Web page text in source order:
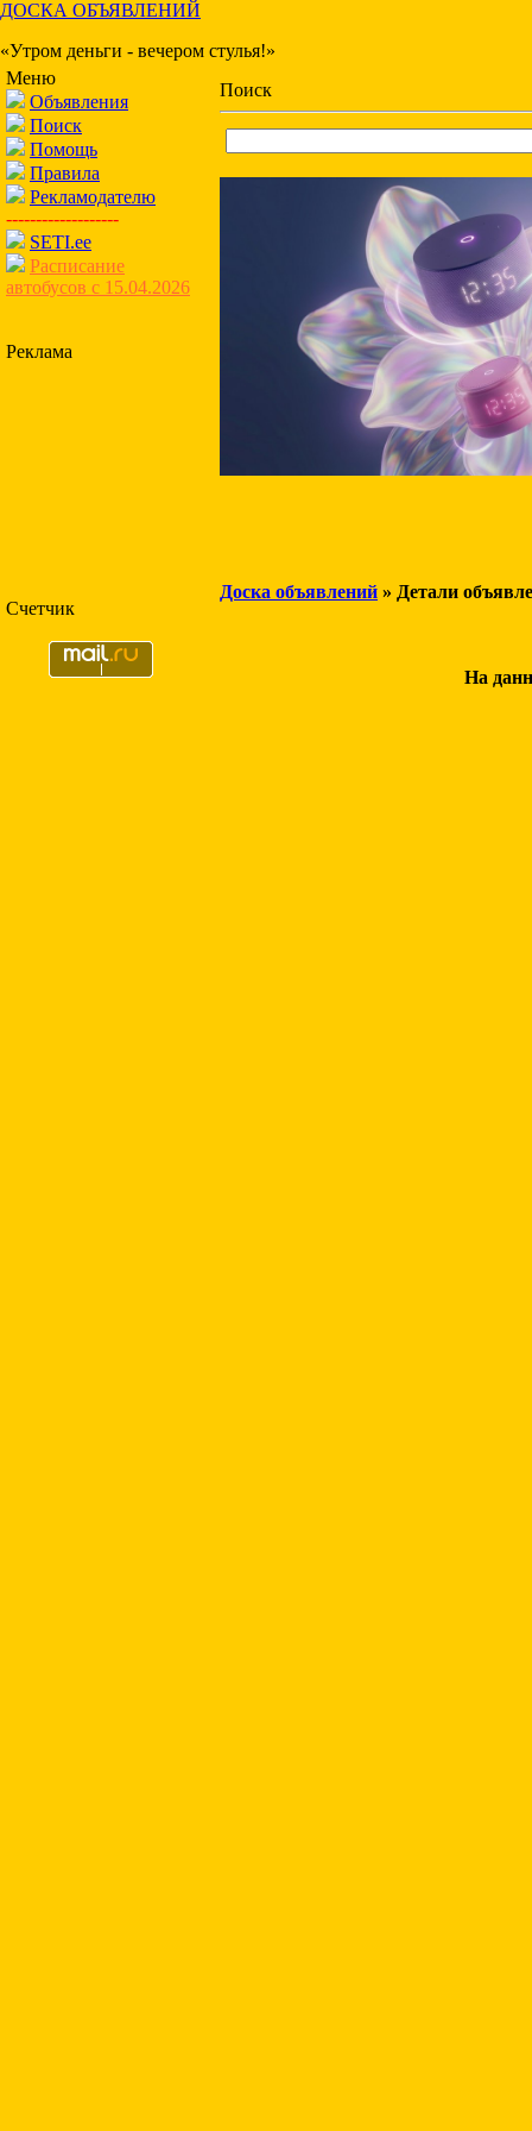
ДОСКА ОБЪЯВЛЕНИЙ
«Утром деньги - вечером стулья!»
Меню
Объявления
Поиск
Помощь
Правила
Рекламодателю
-------------------
SETI.ee
Расписание
автобусов с 15.04.2026
Реклама
Счетчик
Поиск
Доска объявлений » Детали
На